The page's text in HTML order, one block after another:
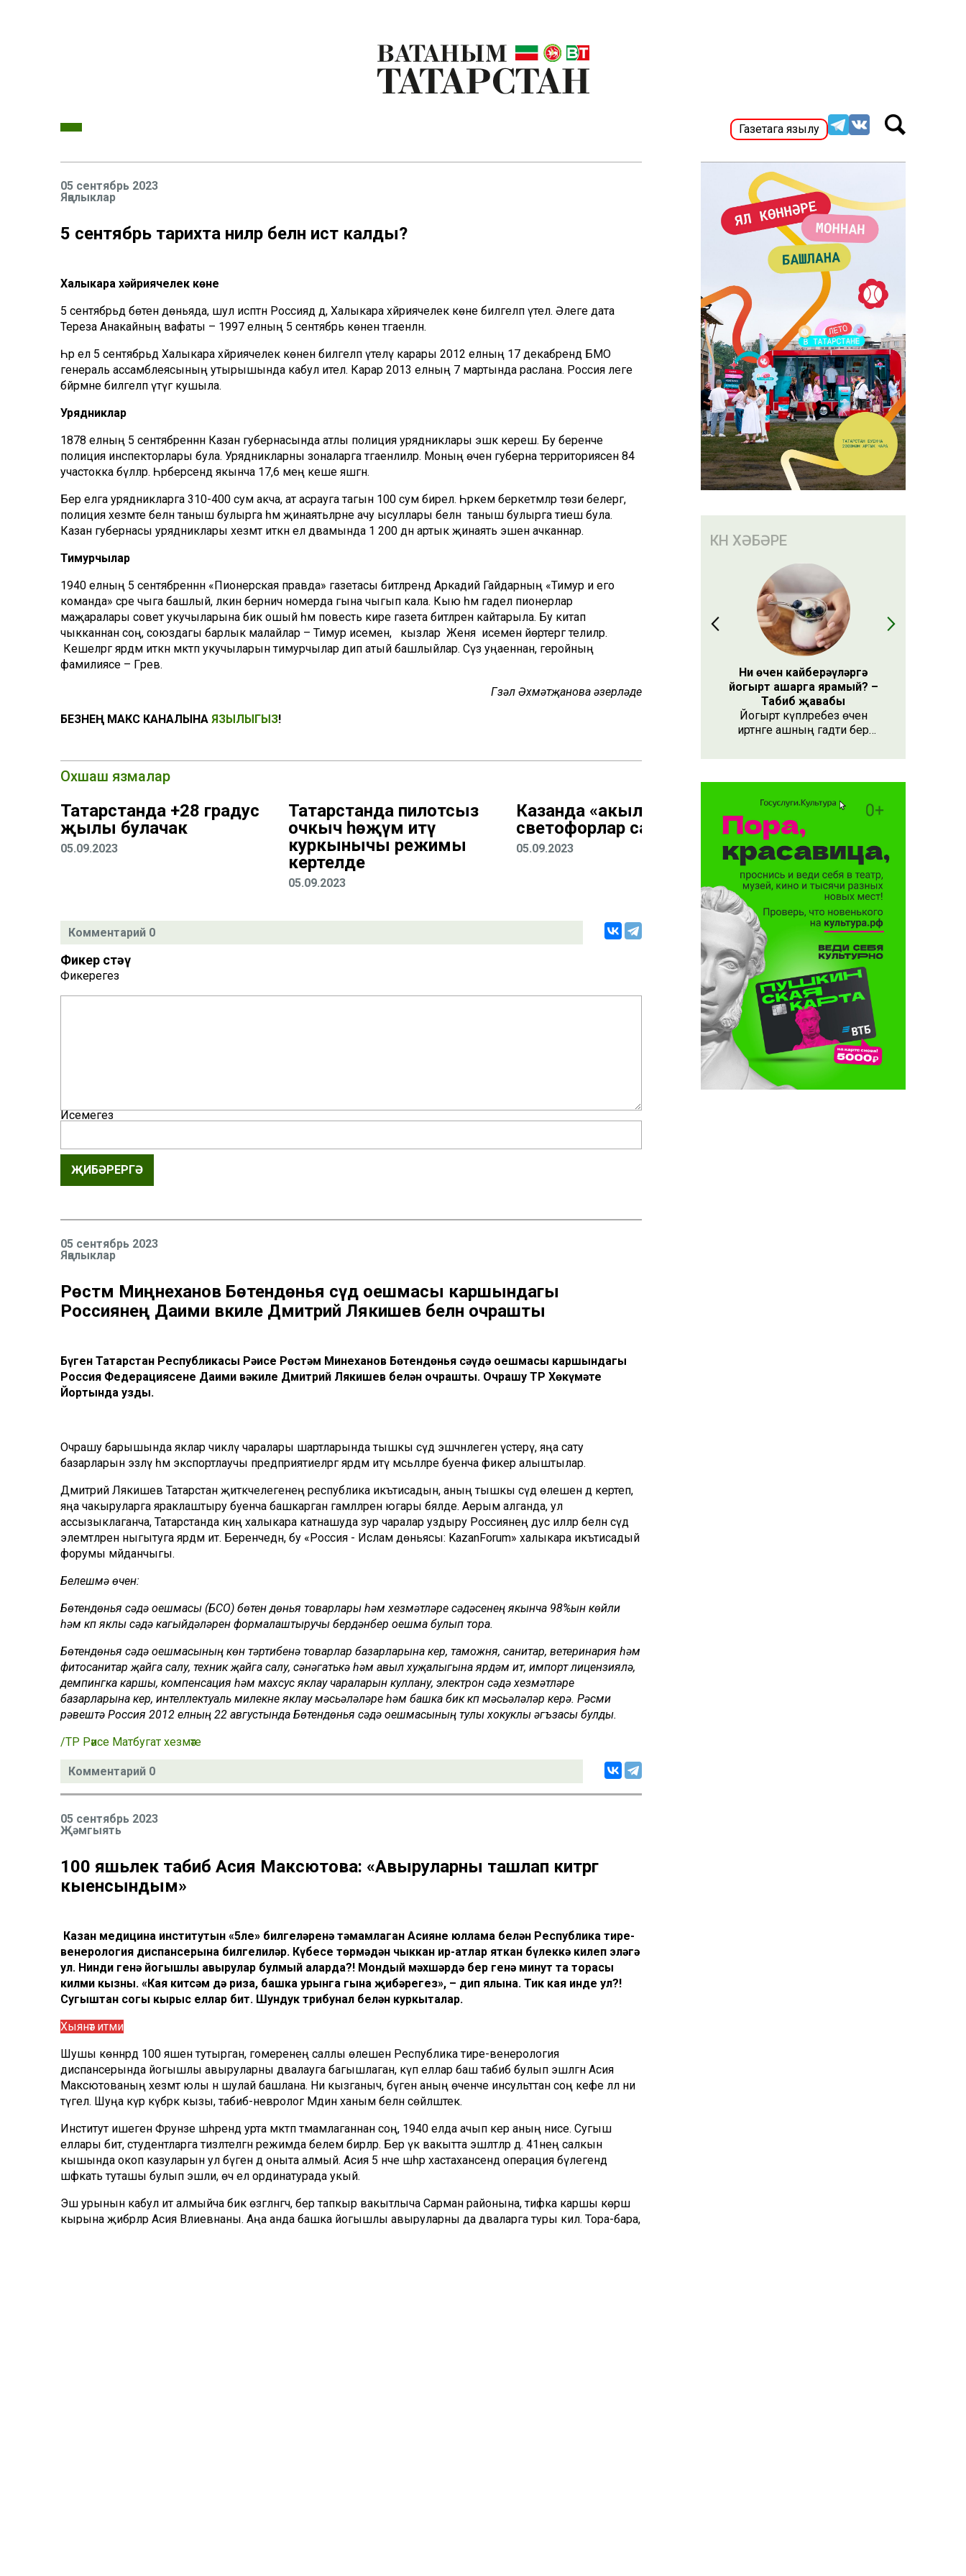
Газетага язылу
05 сентябрь 2023
Яңалыклар
5 сентябрь тарихта ниләр белән истә калды?
Халыкара хәйриячелек көне
5 сентябрьдә бөтен дөньяда, шул исәптән Россиядә дә, Халыкара хәйриячелек көне билгеләп үтелә. Әлеге дата
Тереза Анакайның вафаты – 1997 елның 5 сентябрь көненә тәгаенләнә.
Һәр ел 5 сентябрьдә Халыкара хәйриячелек көнен билгеләп үтелү карары 2012 елның 17 декабрендә БМО
генераль ассамблеясының утырышында кабул ителә. Карар 2013 елның 7 мартында раслана. Россия әлеге
бәйрәмне билгеләп үтүгә кушыла.
Урядниклар
1878 елның 5 сентябреннән Казан губернасында атлы полиция урядниклары эшкә керешә. Бу беренче
полиция инспекторлары була. Урядникларны зоналарга тәгаенлиләр. Моның өчен губерна территориясен 84
участокка бүләләр. Һәрберсендә якынча 17,6 мең кеше яшәгән.
Бер елга урядникларга 310-400 сум акча, ат асрауга тагын 100 сум бирелә. Һәркем беркетмәләр төзи белергә,
полиция хезмәте белән таныш булырга һәм җинаятьләрне ачу ысуллары белән таныш булырга тиеш була.
Казан губернасы урядниклары хезмәт иткән ел дәвамында 1 200 дән артык җинаять эшен ачканнар.
Тимурчылар
1940 елның 5 сентябреннән «Пионерская правда» газетасы битләрендә Аркадий Гайдарның «Тимур и его
команда» әсәре чыга башлый, ләкин берничә номерда гына чыгып кала. Кыю һәм гадел пионерлар
маҗаралары совет укучыларына бик ошый һәм повесть кире газета битләренә кайтарыла. Бу китап
чыкканнан соң, союздагы барлык малайлар – Тимур исемен, ә кызлар Женя исемен йөртергә телиләр.
Кешеләргә ярдәм иткән мәктәп укучыларын тимурчылар дип атый башлыйлар. Сүз уңаеннан, геройның
фамилиясе – Гәрәев.
Гүзәл Әхмәтҗанова әзерләде
БЕЗНЕҢ МАКС КАНАЛЫНА ЯЗЫЛЫГЫЗ!
Охшаш язмалар
Татарстанда +28 градус
җылы булачак
05.09.2023
Татарстанда пилотсыз
очкыч һөҗүм итү
куркынычы режимы
кертелде
05.09.2023
Казанда «акыллы»
светофорлар саны арта
05.09.2023
Комментарий 0
Фикер өстәү
Фикерегез
Исемегез
ҖИБӘРЕРГӘ
05 сентябрь 2023
Яңалыклар
Рөстәм Миңнеханов Бөтендөнья сәүдә оешмасы каршындагы
Россиянең Даими вәкиле Дмитрий Лякишев белән очрашты
Бүген Татарстан Республикасы Рәисе Рөстәм Миңнеханов Бөтендөнья сәүдә оешмасы каршындагы
Россия Федерациясенең Даими вәкиле Дмитрий Лякишев белән очрашты. Очрашу ТР Хөкүмәте
Йортында узды.
Очрашу барышында яклар чикләү чаралары шартларында тышкы сәүдә эшчәнлеген үстерү, яңа сату
базарларын эзләү һәм экспортлаучы предприятиеләргә ярдәм итү мәсьәләләре буенча фикер алыштылар.
Дмитрий Лякишев Татарстан җитәкчелегенең республика икътисадын, аның тышкы сәүдә өлешен дә кертеп,
яңа чакыруларга яраклаштыру буенча башкарган гамәлләрен югары бәяләде. Аерым алганда, ул
ассызыклаганча, Татарстанда киң халыкара катнашуда зур чаралар уздыру Россиянең дус илләр белән сәүдә
элемтәләрен ныгытуга ярдәм итә. Беренчедән, бу «Россия - Ислам дөньясы: KazanForum» халыкара икътисадый
форумы мәйданчыгы.
Белешмә өчен:
Бөтендөнья сәүдә оешмасы (БСО) бөтен дөнья товарлары һәм хезмәтләре сәүдәсенең якынча 98%ын көйли
һәм күп яклы сәүдә кагыйдәләрен формалаштыручы бердәнбер оешма булып тора.
Бөтендөнья сәүдә оешмасының көн тәртибенә товарлар базарларына керү, таможня, санитар, ветеринария һәм
фитосанитар җайга салу, техник җайга салу, сәнәгатькә һәм авыл хуҗалыгына ярдәм итү, импорт лицензияләү,
демпингка каршы, компенсация һәм махсус яклау чараларын куллану, электрон сәүдә хезмәтләре
базарларына керү, интеллектуаль милекне яклау мәсьәләләре һәм башка бик күп мәсьәләләр керә. Рәсми
рәвештә Россия 2012 елның 22 августында Бөтендөнья сәүдә оешмасының тулы хокуклы әгъзасы булды.
/ТР Рәисе Матбугат хезмәте
Комментарий 0
05 сентябрь 2023
Җәмгыять
100 яшьлек табиб Асия Максютова: «Авыруларны ташлап китәргә
кыенсындым»
Казан медицина институтын «5ле» билгеләренә тәмамлаган Асияне юллама белән Республика тире-
венерология диспансерына билгелиләр. Күбесе төрмәдән чыккан ир-атлар яткан бүлеккә килеп эләгә
ул. Нинди генә йогышлы авырулар булмый аларда?! Мондый мәхшәрдә бер генә минут та торасы
килми кызның. «Кая китсәм дә риза, башка урынга гына җибәрегез», – дип ялына. Тик кая инде ул?!
Сугыштан соңгы кырыс еллар бит. Шундук трибунал белән куркыталар.
Хыянәт итми
Шушы көннәрдә 100 яшен тутырган, гомеренең саллы өлешен Республика тире-венерология
диспансерында йогышлы авыруларны дәвалауга багышлаган, күп еллар баш табиб булып эшләгән Асия
Максютованың хезмәт юлы әнә шулай башлана. Ни кызганыч, бүген аның өченче инсульттан соң кәефе әллә ни
түгел. Шуңа күрә күбрәк кызы, табиб-невролог Мәдинә ханым белән сөйләштек.
Институт ишеген Фрунзе шәһәрендә урта мәктәп тәмамлаганнан соң, 1940 елда ачып керә аның әнисе. Сугыш
еллары бит, студентларга тизләтелгән режимда белем бирәләр. Бер үк вакытта эшләтәләр дә. 41нең салкын
кышында окоп казуларын ул бүген дә оныта алмый. Асия 5 нче шәһәр хастаханәсендә операция бүлегендә
шәфкать туташы булып эшли, өч ел ординатурада укый.
Эш урынын кабул итә алмыйча бик өзгәләнгәч, бер тапкыр вакытлыча Сарман районына, тифка каршы көрәш
кырына җибәрәләр Асия Вәлиевнаны. Аңа анда башка йогышлы авыруларны да дәваларга туры килә. Тора-бара,
КӨН ХӘБӘРЕ
Ни өчен кайберәүләргә
йогырт ашарга ярамый? –
Табиб җавабы
Йогырт күпләребез өчен
иртәнге ашның гадәти бер